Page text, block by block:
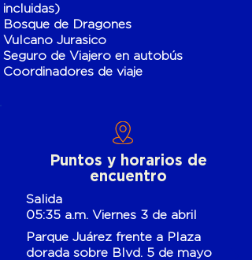
incluidas)
Bosque de Dragones
Vulcano Jurasico
Seguro de Viajero en autobús
Coordinadores de viaje
Puntos y horarios de
encuentro
Salida
05:35 a.m. Viernes 3 de abril
Parque Juárez frente a Plaza
dorada sobre Blvd. 5 de mayo